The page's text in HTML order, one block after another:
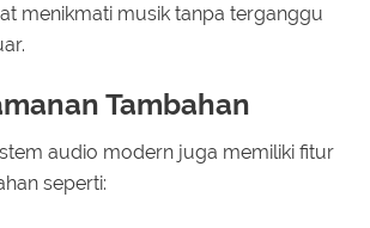
menikmati musik tanpa terganggu
Tambahan
audio modern juga memiliki fitur
seperti: